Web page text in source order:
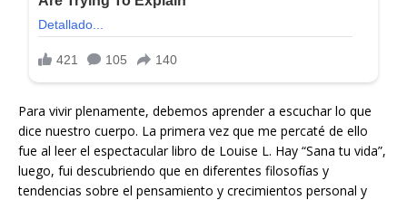
Para vivir plenamente, debemos aprender a escuchar lo que
dice nuestro cuerpo. La primera vez que me percaté de ello
fue al leer el espectacular libro de Louise L. Hay “Sana tu vida”,
luego, fui descubriendo que en diferentes filosofías y
tendencias sobre el pensamiento y crecimientos personal y